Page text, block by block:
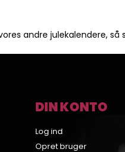
andre julekalendere, så
DIN KONTO
Log ind
Opret bruger